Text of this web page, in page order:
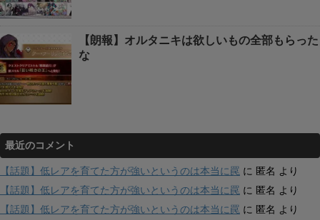
【朗報】オルタニキは欲しいもの全部もらった
な
最近のコメント
【話題】低レアを育てた方が強いというのは本当に罠 に 匿名 より
【話題】低レアを育てた方が強いというのは本当に罠 に 匿名 より
【話題】低レアを育てた方が強いというのは本当に罠 に 匿名 より